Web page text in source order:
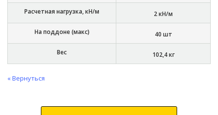
Расчетная нагрузка, кН/м 2 кН/м
На поддоне (макс) 40 шт
Вес 102,4 кг
« Вернуться